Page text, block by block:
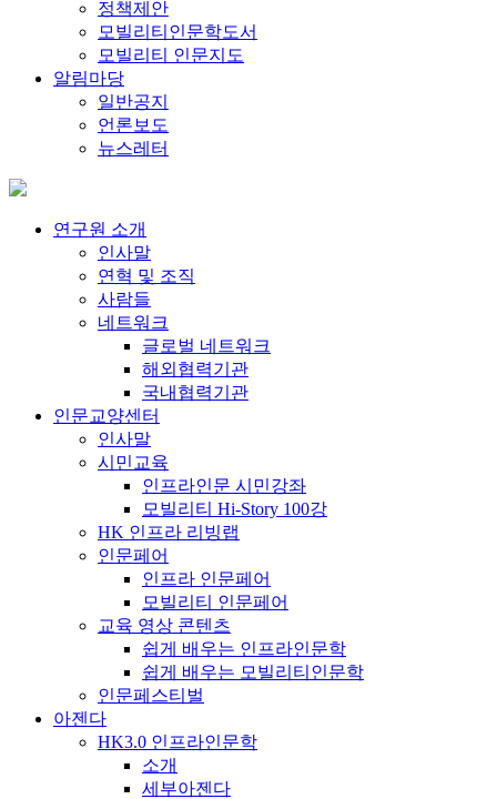
정책제안
모빌리티인문학도서
모빌리티 인문지도
알림마당
일반공지
언론보도
뉴스레터
연구원 소개
인사말
연혁 및 조직
사람들
네트워크
글로벌 네트워크
해외협력기관
국내협력기관
인문교양센터
인사말
시민교육
인프라인문 시민강좌
모빌리티 Hi-Story 100강
HK 인프라 리빙랩
인문페어
인프라 인문페어
모빌리티 인문페어
교육 영상 콘텐츠
쉽게 배우는 인프라인문학
쉽게 배우는 모빌리티인문학
인문페스티벌
아젠다
HK3.0 인프라인문학
소개
세부아젠다